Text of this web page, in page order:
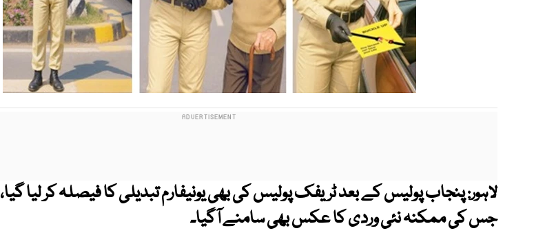
لاہور:پنجاب پولیس کے بعد ٹریفک پولیس کی بھی یونیفارم تبدیلی کا فیصلہ کر لیا گیا،
جس کی ممکنہ نئی وردی کا عکس بھی سامنے آگیا۔